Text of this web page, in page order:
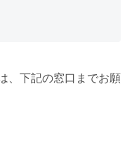
、下記の窓口までお願